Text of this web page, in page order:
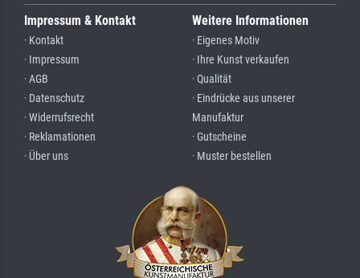
Impressum & Kontakt
· Kontakt
· Impressum
· AGB
· Datenschutz
· Widerrufsrecht
· Reklamationen
· Über uns
Weitere Informationen
· Eigenes Motiv
· Ihre Kunst verkaufen
· Qualität
· Eindrücke aus unserer
Manufaktur
· Gutscheine
· Muster bestellen